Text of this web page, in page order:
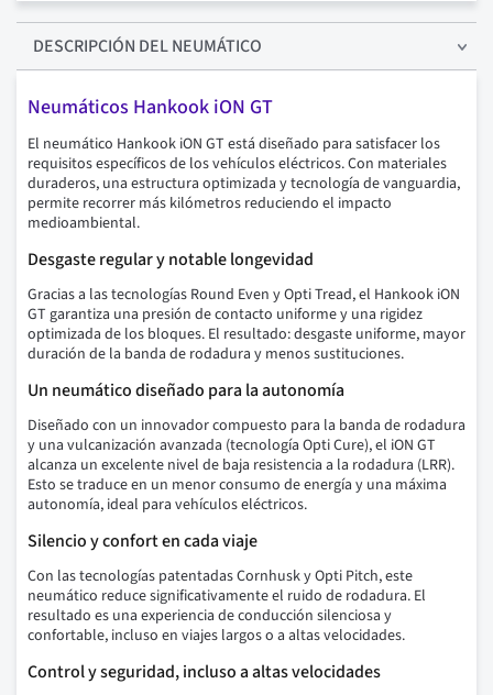
DESCRIPCIÓN DEL NEUMÁTICO
Neumáticos Hankook iON GT
El neumático Hankook iON GT está diseñado para satisfacer los
requisitos específicos de los vehículos eléctricos. Con materiales
duraderos, una estructura optimizada y tecnología de vanguardia,
permite recorrer más kilómetros reduciendo el impacto
medioambiental.
Desgaste regular y notable longevidad
Gracias a las tecnologías Round Even y Opti Tread, el Hankook iON
GT garantiza una presión de contacto uniforme y una rigidez
optimizada de los bloques. El resultado: desgaste uniforme, mayor
duración de la banda de rodadura y menos sustituciones.
Un neumático diseñado para la autonomía
Diseñado con un innovador compuesto para la banda de rodadura
y una vulcanización avanzada (tecnología Opti Cure), el iON GT
alcanza un excelente nivel de baja resistencia a la rodadura (LRR).
Esto se traduce en un menor consumo de energía y una máxima
autonomía, ideal para vehículos eléctricos.
Silencio y confort en cada viaje
Con las tecnologías patentadas Cornhusk y Opti Pitch, este
neumático reduce significativamente el ruido de rodadura. El
resultado es una experiencia de conducción silenciosa y
confortable, incluso en viajes largos o a altas velocidades.
Control y seguridad, incluso a altas velocidades